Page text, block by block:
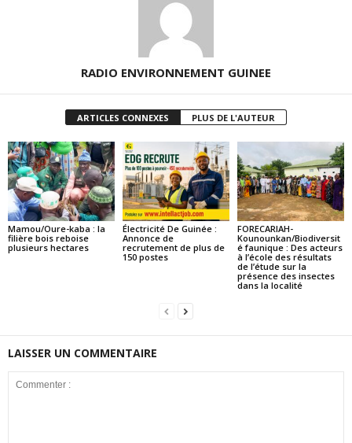
RADIO ENVIRONNEMENT GUINEE
ARTICLES CONNEXES PLUS DE L'AUTEUR
Mamou/Oure-kaba : la
filière bois reboise
plusieurs hectares
Électricité De Guinée :
Annonce de
recrutement de plus de
150 postes
FORECARIAH-
Kounounkan/Biodiversit
é faunique : Des acteurs
à l’école des résultats
de l’étude sur la
présence des insectes
dans la localité
LAISSER UN COMMENTAIRE